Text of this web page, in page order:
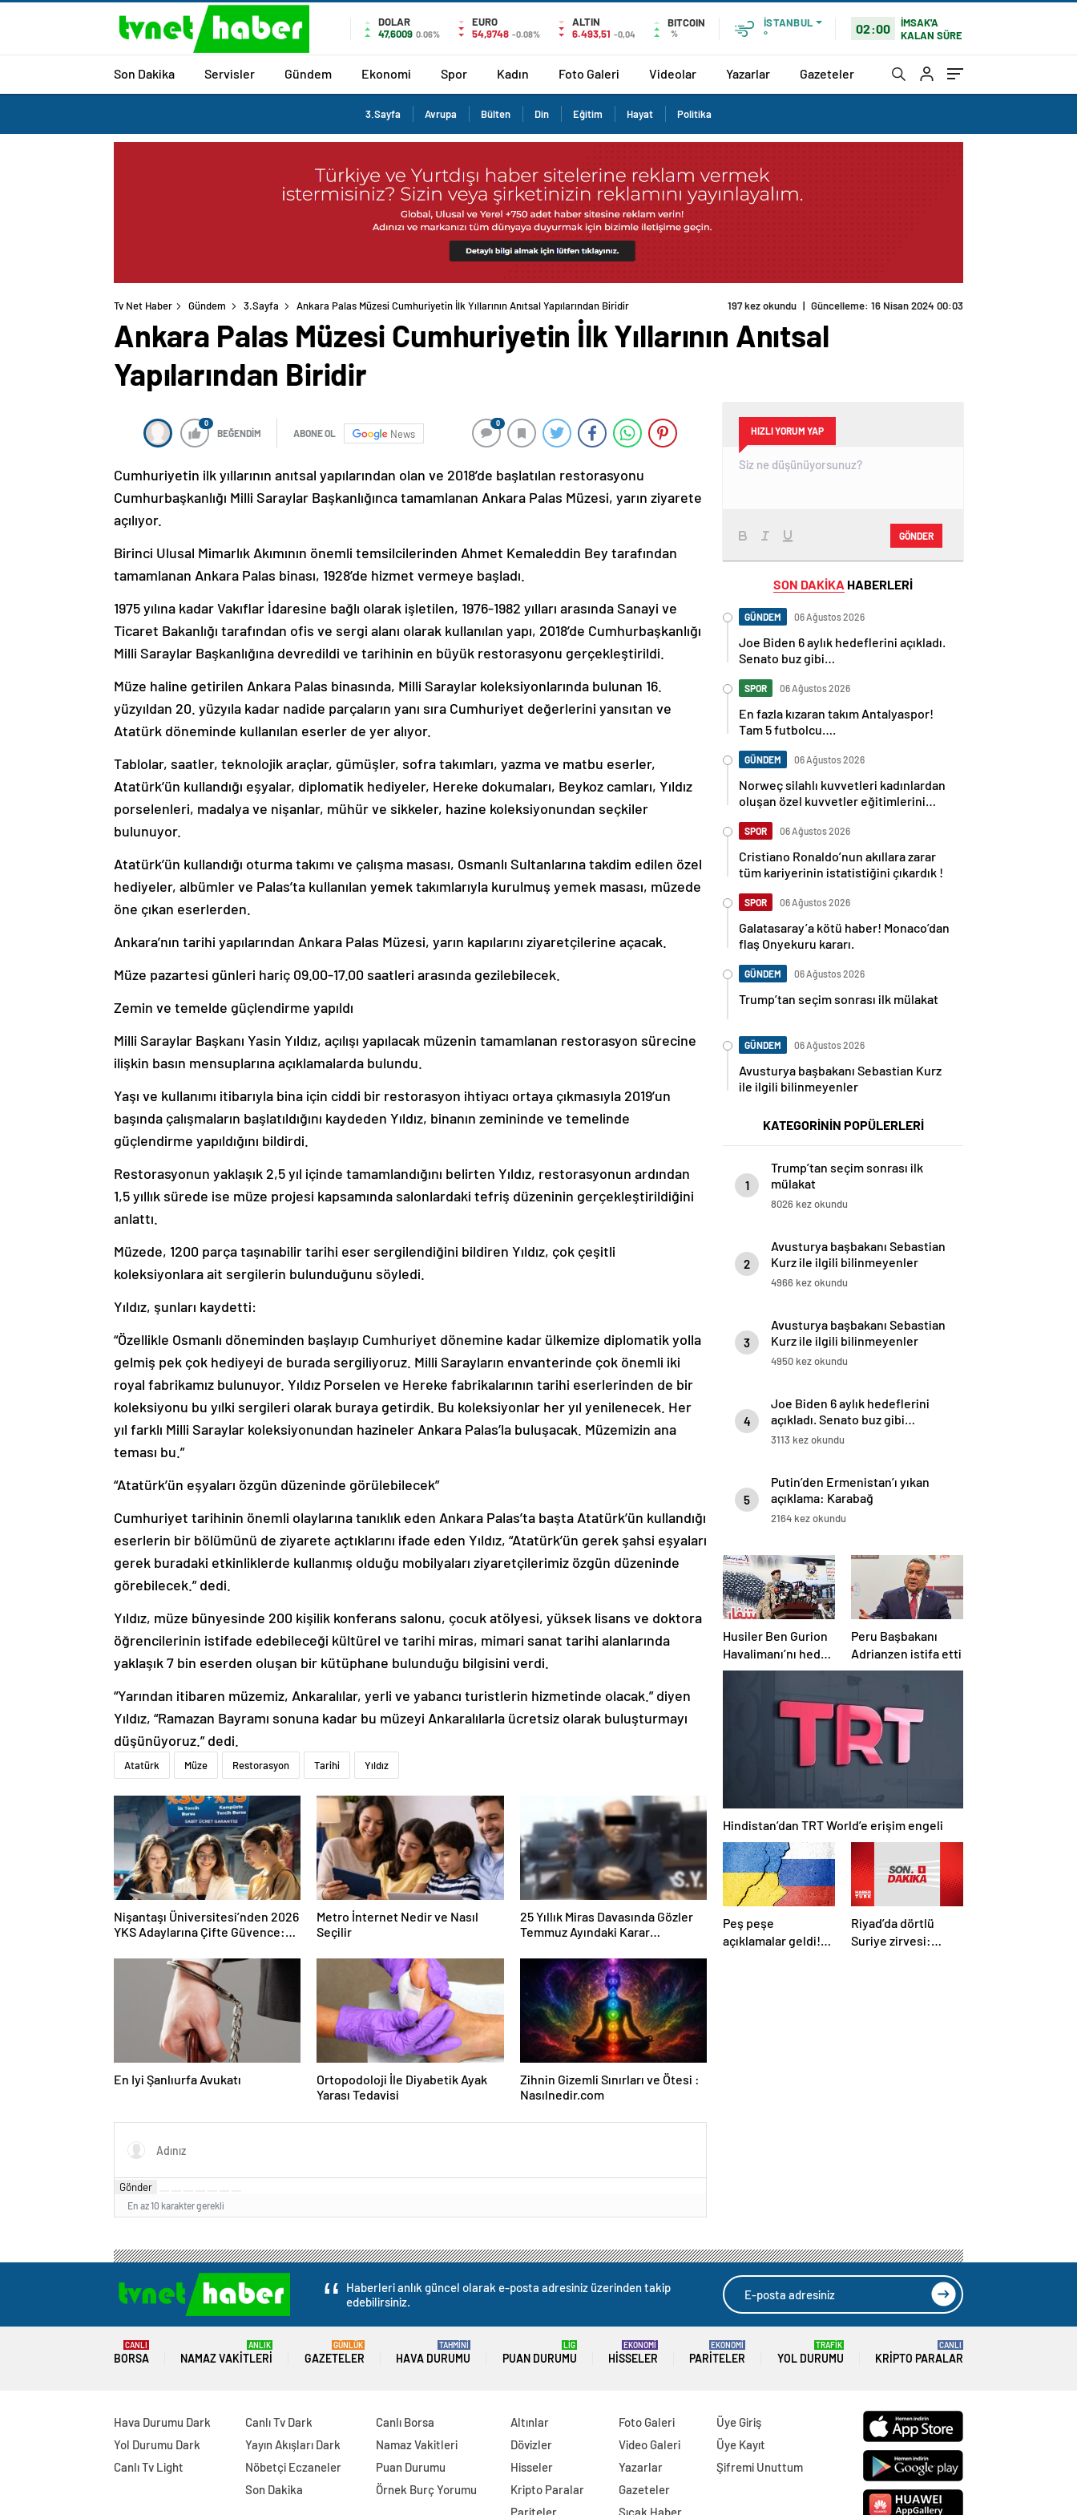
DOLAR
47,6009 0.06%
EURO
54,9748 -0.08%
ALTIN
6.493,51 -0,04
BITCOIN
%
İSTANBUL
°
02:00
İMSAK'A
KALAN SÜRE
Son Dakika Servisler Gündem Ekonomi Spor Kadın Foto Galeri Videolar Yazarlar Gazeteler
3.Sayfa Avrupa Bülten Din Eğitim Hayat Politika
Tv Net Haber Gündem 3.Sayfa Ankara Palas Müzesi Cumhuriyetin İlk Yıllarının Anıtsal Yapılarından Biridir 197 kez okundu | Güncelleme: 16 Nisan 2024 00:03
Ankara Palas Müzesi Cumhuriyetin İlk Yıllarının Anıtsal
Yapılarından Biridir
0
BEĞENDİM ABONE OL News
0
Cumhuriyetin ilk yıllarının anıtsal yapılarından olan ve 2018’de başlatılan restorasyonu
Cumhurbaşkanlığı Milli Saraylar Başkanlığınca tamamlanan Ankara Palas Müzesi, yarın ziyarete
açılıyor.
Birinci Ulusal Mimarlık Akımının önemli temsilcilerinden Ahmet Kemaleddin Bey tarafından
tamamlanan Ankara Palas binası, 1928’de hizmet vermeye başladı.
1975 yılına kadar Vakıflar İdaresine bağlı olarak işletilen, 1976-1982 yılları arasında Sanayi ve
Ticaret Bakanlığı tarafından ofis ve sergi alanı olarak kullanılan yapı, 2018’de Cumhurbaşkanlığı
Milli Saraylar Başkanlığına devredildi ve tarihinin en büyük restorasyonu gerçekleştirildi.
Müze haline getirilen Ankara Palas binasında, Milli Saraylar koleksiyonlarında bulunan 16.
yüzyıldan 20. yüzyıla kadar nadide parçaların yanı sıra Cumhuriyet değerlerini yansıtan ve
Atatürk döneminde kullanılan eserler de yer alıyor.
Tablolar, saatler, teknolojik araçlar, gümüşler, sofra takımları, yazma ve matbu eserler,
Atatürk’ün kullandığı eşyalar, diplomatik hediyeler, Hereke dokumaları, Beykoz camları, Yıldız
porselenleri, madalya ve nişanlar, mühür ve sikkeler, hazine koleksiyonundan seçkiler
bulunuyor.
Atatürk’ün kullandığı oturma takımı ve çalışma masası, Osmanlı Sultanlarına takdim edilen özel
hediyeler, albümler ve Palas’ta kullanılan yemek takımlarıyla kurulmuş yemek masası, müzede
öne çıkan eserlerden.
Ankara’nın tarihi yapılarından Ankara Palas Müzesi, yarın kapılarını ziyaretçilerine açacak.
Müze pazartesi günleri hariç 09.00-17.00 saatleri arasında gezilebilecek.
Zemin ve temelde güçlendirme yapıldı
Milli Saraylar Başkanı Yasin Yıldız, açılışı yapılacak müzenin tamamlanan restorasyon sürecine
ilişkin basın mensuplarına açıklamalarda bulundu.
Yaşı ve kullanımı itibarıyla bina için ciddi bir restorasyon ihtiyacı ortaya çıkmasıyla 2019’un
başında çalışmaların başlatıldığını kaydeden Yıldız, binanın zemininde ve temelinde
güçlendirme yapıldığını bildirdi.
Restorasyonun yaklaşık 2,5 yıl içinde tamamlandığını belirten Yıldız, restorasyonun ardından
1,5 yıllık sürede ise müze projesi kapsamında salonlardaki tefriş düzeninin gerçekleştirildiğini
anlattı.
Müzede, 1200 parça taşınabilir tarihi eser sergilendiğini bildiren Yıldız, çok çeşitli
koleksiyonlara ait sergilerin bulunduğunu söyledi.
Yıldız, şunları kaydetti:
“Özellikle Osmanlı döneminden başlayıp Cumhuriyet dönemine kadar ülkemize diplomatik yolla
gelmiş pek çok hediyeyi de burada sergiliyoruz. Milli Sarayların envanterinde çok önemli iki
royal fabrikamız bulunuyor. Yıldız Porselen ve Hereke fabrikalarının tarihi eserlerinden de bir
koleksiyonu bu yılki sergileri olarak buraya getirdik. Bu koleksiyonlar her yıl yenilenecek. Her
yıl farklı Milli Saraylar koleksiyonundan hazineler Ankara Palas’la buluşacak. Müzemizin ana
teması bu.”
“Atatürk’ün eşyaları özgün düzeninde görülebilecek”
Cumhuriyet tarihinin önemli olaylarına tanıklık eden Ankara Palas’ta başta Atatürk’ün kullandığı
eserlerin bir bölümünü de ziyarete açtıklarını ifade eden Yıldız, “Atatürk’ün gerek şahsi eşyaları
gerek buradaki etkinliklerde kullanmış olduğu mobilyaları ziyaretçilerimiz özgün düzeninde
görebilecek.” dedi.
Yıldız, müze bünyesinde 200 kişilik konferans salonu, çocuk atölyesi, yüksek lisans ve doktora
öğrencilerinin istifade edebileceği kültürel ve tarihi miras, mimari sanat tarihi alanlarında
yaklaşık 7 bin eserden oluşan bir kütüphane bulunduğu bilgisini verdi.
“Yarından itibaren müzemiz, Ankaralılar, yerli ve yabancı turistlerin hizmetinde olacak.” diyen
Yıldız, “Ramazan Bayramı sonuna kadar bu müzeyi Ankaralılarla ücretsiz olarak buluşturmayı
düşünüyoruz.” dedi.
Atatürk Müze Restorasyon Tarihi Yıldız
Nişantaşı Üniversitesi’nden 2026
YKS Adaylarına Çifte Güvence:
Metro İnternet Nedir ve Nasıl
Seçilir
25 Yıllık Miras Davasında Gözler
Temmuz Ayındaki Karar
En Iyi Şanlıurfa Avukatı
Ortopodoloji İle Diyabetik Ayak
Yarası Tedavisi
Zihnin Gizemli Sınırları ve Ötesi :
Nasılnedir.com
Gönder
En az 10 karakter gerekli
HIZLI YORUM YAP
GÖNDER
SON DAKİKA HABERLERİ
GÜNDEM 06 Ağustos 2026
Joe Biden 6 aylık hedeflerini açıkladı.
Senato buz gibi…
SPOR 06 Ağustos 2026
En fazla kızaran takım Antalyaspor!
Tam 5 futbolcu….
GÜNDEM 06 Ağustos 2026
Norweç silahlı kuvvetleri kadınlardan
oluşan özel kuvvetler eğitimlerini
SPOR 06 Ağustos 2026
Cristiano Ronaldo’nun akıllara zarar
tüm kariyerinin istatistiğini çıkardık !
SPOR 06 Ağustos 2026
Galatasaray’a kötü haber! Monaco’dan
flaş Onyekuru kararı.
GÜNDEM 06 Ağustos 2026
Trump’tan seçim sonrası ilk mülakat
GÜNDEM 06 Ağustos 2026
Avusturya başbakanı Sebastian Kurz
ile ilgili bilinmeyenler
KATEGORİNİN POPÜLERLERİ
1
Trump’tan seçim sonrası ilk
mülakat
8026 kez okundu
2
Avusturya başbakanı Sebastian
Kurz ile ilgili bilinmeyenler
4966 kez okundu
3
Avusturya başbakanı Sebastian
Kurz ile ilgili bilinmeyenler
4950 kez okundu
4
Joe Biden 6 aylık hedeflerini
açıkladı. Senato buz gibi…
3113 kez okundu
5
Putin’den Ermenistan’ı yıkan
açıklama: Karabağ
Azerbaycan’ın ayrılmaz bir
2164 kez okundu
Husiler Ben Gurion
Havalimanı’nı hedef
aldı
Peru Başbakanı
Adrianzen istifa etti
Hindistan’dan TRT World’e erişim engeli
Peş peşe
açıklamalar geldi!
Riyad’da dörtlü
Suriye zirvesi:
Haberleri anlık güncel olarak e-posta adresiniz üzerinden takip
edebilirsiniz.
BORSA
CANLI
NAMAZ VAKITLERI
ANLIK
GAZETELER
GÜNLÜK
HAVA DURUMU
TAHMİNİ
PUAN DURUMU
LİG
HISSELER
EKONOMİ
PARITELER
EKONOMİ
YOL DURUMU
TRAFİK
KRIPTO PARALAR
CANLI
Hava Durumu Dark
Yol Durumu Dark
Canlı Tv Light
Canlı Tv Dark
Yayın Akışları Dark
Nöbetçi Eczaneler
Son Dakika
Canlı Borsa
Namaz Vakitleri
Puan Durumu
Örnek Burç Yorumu
Altınlar
Dövizler
Hisseler
Kripto Paralar
Pariteler
Foto Galeri
Video Galeri
Yazarlar
Gazeteler
Sıcak Haber
Üye Giriş
Üye Kayıt
Şifremi Unuttum